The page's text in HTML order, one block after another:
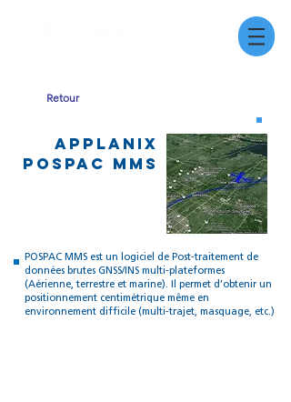
Retour
Applanix
POSPac MMS
POSPAC MMS est un logiciel de Post-traitement de
données brutes GNSS/INS multi-plateformes
(Aérienne, terrestre et marine). Il permet d’obtenir un
positionnement centimétrique même en
environnement difficile (multi-trajet, masquage, etc.)